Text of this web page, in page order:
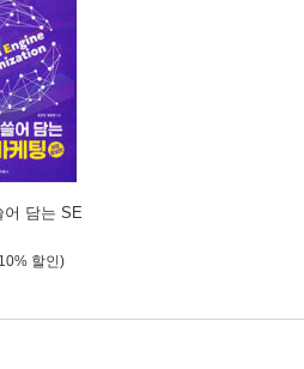
도
도를 결정하는 요소 | 속도 측정 방법
콜
설정하는 방법
일
는 방법
에 AMP 적용하는 방법
태그 작성 시 체크 포인트
어 담는 SE
할인)